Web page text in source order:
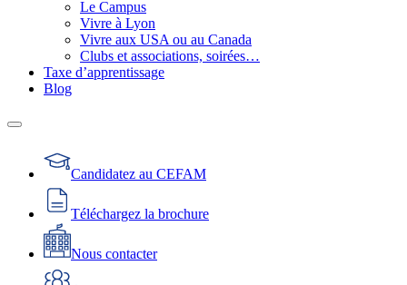
Le Campus
Vivre à Lyon
Vivre aux USA ou au Canada
Clubs et associations, soirées…
Taxe d’apprentissage
Blog
Candidatez au CEFAM
Téléchargez la brochure
Nous contacter